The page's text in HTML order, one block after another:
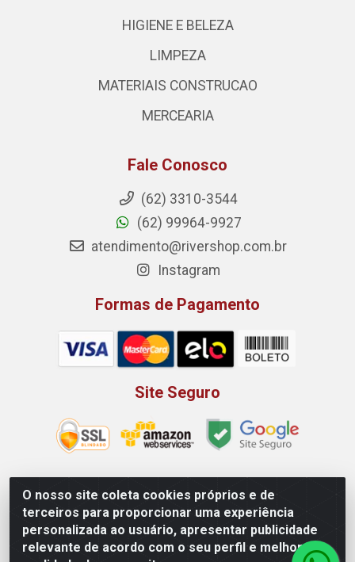
O nosso site coleta cookies próprios e de
terceiros para proporcionar uma experiência
personalizada ao usuário, apresentar publicidade
relevante de acordo com o seu perfil e melhorar a
HIGIENE E BELEZA
LIMPEZA
MATERIAIS CONSTRUCAO
MERCEARIA
Fale Conosco
(62) 3310-3544
(62) 99964-9927
atendimento@rivershop.com.br
Instagram
Formas de Pagamento
Site Seguro
Rio Vermelho Distribuição de Alimentos LTDA - Rodovia BR,
153, KM 52 N 00 QD 00 LT 16 - Bairro Jardim Eldorado,
Anápolis/GO - CEP 75.045-190 - CNPJ 10.912.900/0002-40